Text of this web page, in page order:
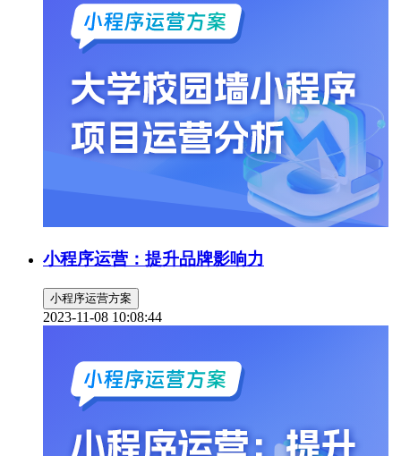
小程序运营：提升品牌影响力
小程序运营方案
2023-11-08 10:08:44